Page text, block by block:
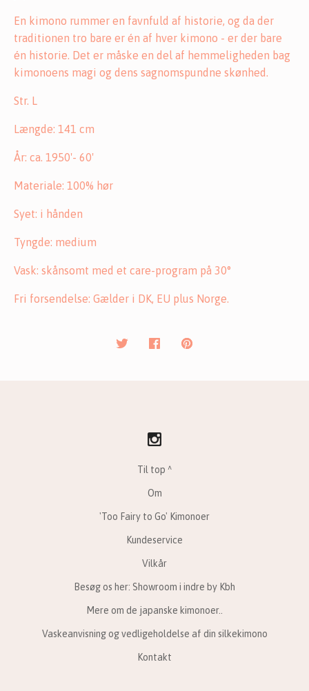
En kimono rummer en favnfuld af historie, og da der
traditionen tro bare er én af hver kimono - er der bare
én historie. Det er måske en del af hemmeligheden bag
kimonoens magi og dens sagnomspundne skønhed.
Str. L
Længde: 141 cm
År: ca. 1950'- 60'
Materiale: 100% hør
Syet: i hånden
Tyngde: medium
Vask: skånsomt med et care-program på 30°
Fri forsendelse: Gælder i DK, EU plus Norge.
Til top ^
Om
'Too Fairy to Go' Kimonoer
Kundeservice
Vilkår
Besøg os her: Showroom i indre by Kbh
Mere om de japanske kimonoer..
Vaskeanvisning og vedligeholdelse af din silkekimono
Kontakt